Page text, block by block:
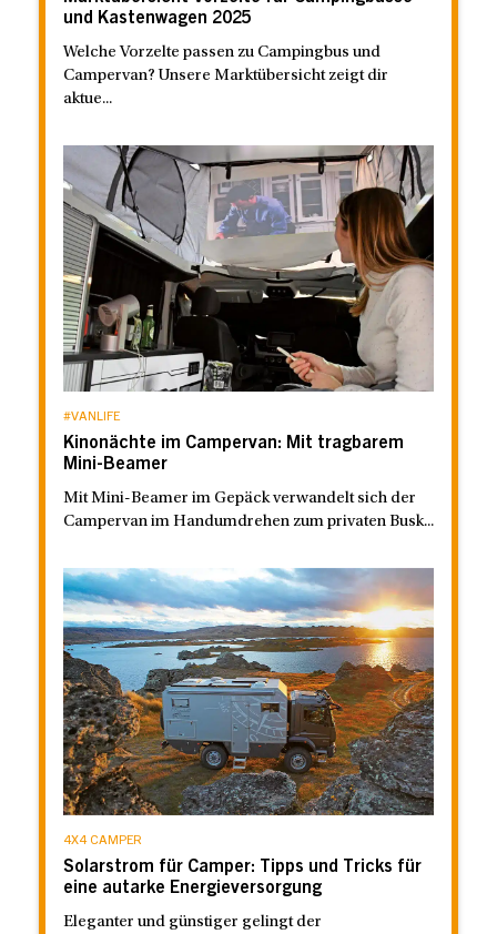
und Kastenwagen 2025
Welche Vorzelte passen zu Campingbus und
Campervan? Unsere Marktübersicht zeigt dir
aktue...
#VANLIFE
Kinonächte im Campervan: Mit tragbarem
Mini-Beamer
Mit Mini-Beamer im Gepäck verwandelt sich der
Campervan im Handumdrehen zum privaten Busk...
4X4 CAMPER
Solarstrom für Camper: Tipps und Tricks für
eine autarke Energieversorgung
Eleganter und günstiger gelingt der